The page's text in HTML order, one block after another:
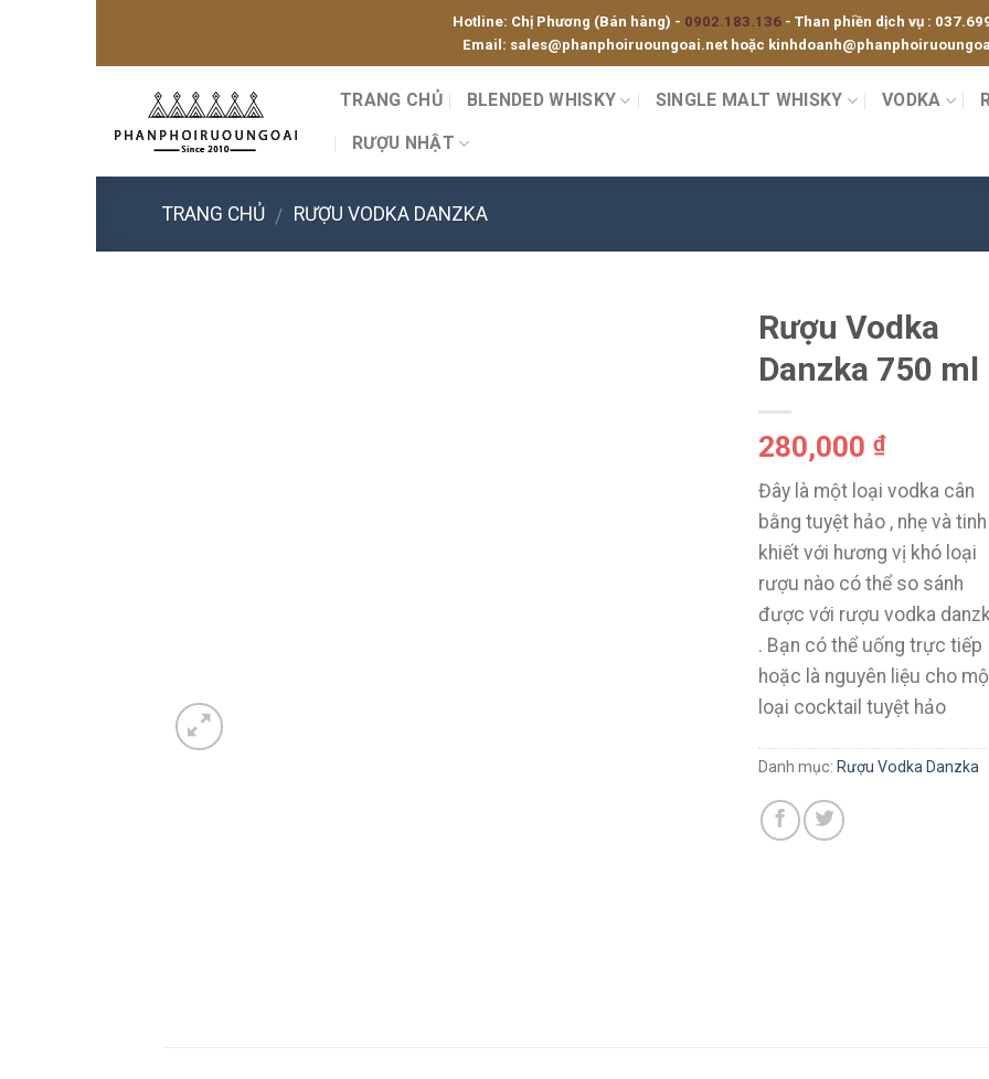
Hotline: Chị Phương (Bán hàng) - 0902.183.136 - Than phiền dịch vụ :
Email: sales@phanphoiruoungoai.nethoặc
TRANG CHỦ BLENDED WHISKY SINGLE MALT WHISKY VODKA
RƯỢU NHẬT
TRANG CHỦ / RƯỢU VODKA DANZKA
Rượu Vodka
Danzka 750 ml
280,000 ₫
Đây là một loại vodka cân
bằng tuyệt hảo , nhẹ và tinh
khiết với hương vị khó loại
rượu nào có thể so sánh
được với rượu vodka
. Bạn có thể uống trực tiếp
hoặc là nguyên liệu cho
loại cocktail tuyệt hảo
Danh mục: Rượu Vodka Danzka